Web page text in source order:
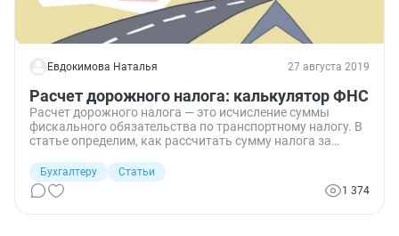
Евдокимова Наталья 27 августа 2019
Расчет дорожного налога: калькулятор ФНС
Расчет дорожного налога — это исчисление суммы
фискального обязательства по транспортному налогу. В
статье определим, как рассчитать сумму налога за
физических лиц.
Бухгалтеру
Статьи
1 374